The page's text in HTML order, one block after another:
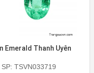
Emerald Thanh Uyên
SP: TSVN033719